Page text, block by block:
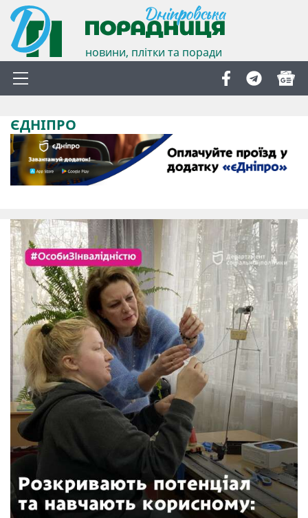
новини, плітки та поради
ЄДНІПРО